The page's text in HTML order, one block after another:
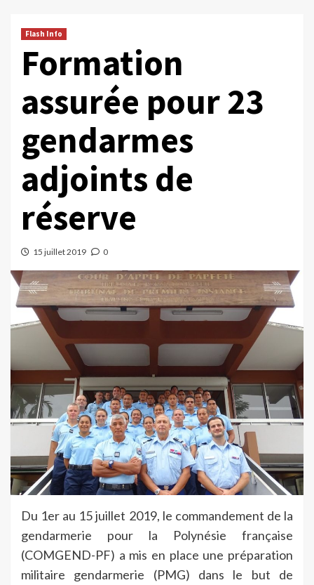
Flash Info
Formation
assurée pour 23
gendarmes
adjoints de
réserve
15 juillet 2019 0
Du 1er au 15 juillet 2019, le commandement de la
gendarmerie pour la Polynésie française
(COMGEND-PF) a mis en place une préparation
militaire gendarmerie (PMG) dans le but de